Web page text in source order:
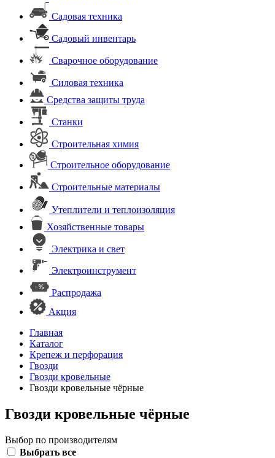
Садовая техника
Садовый инвентарь
Сварочное оборудование
Силовая техника
Средства защиты труда
Станки
Строительная химия
Строительное оборудование
Строительные материалы
Утеплители и теплоизоляция
Хозяйственные товары
Электрика и свет
Электроинструмент
Распродажа
Акция
Главная
Каталог
Крепеж и перфорация
Гвозди
Гвозди кровельные
Гвозди кровельные чёрные
Гвозди кровельные чёрные
Выбор по производителям
Выбрать все